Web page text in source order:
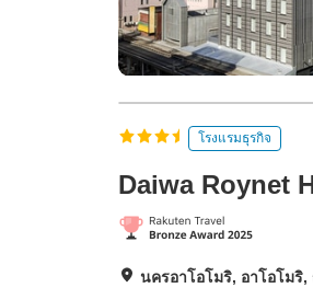
โรงแรมธุรกิจ
Daiwa Roynet
นครอาโอโมริ, อาโอโมริ